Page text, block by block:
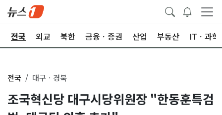
전국 외교 북한 금융ㆍ증권 산업 부동산 ITㆍ과학
전국 대구ㆍ경북
조국혁신당 대구시당위원장 "한동훈특검